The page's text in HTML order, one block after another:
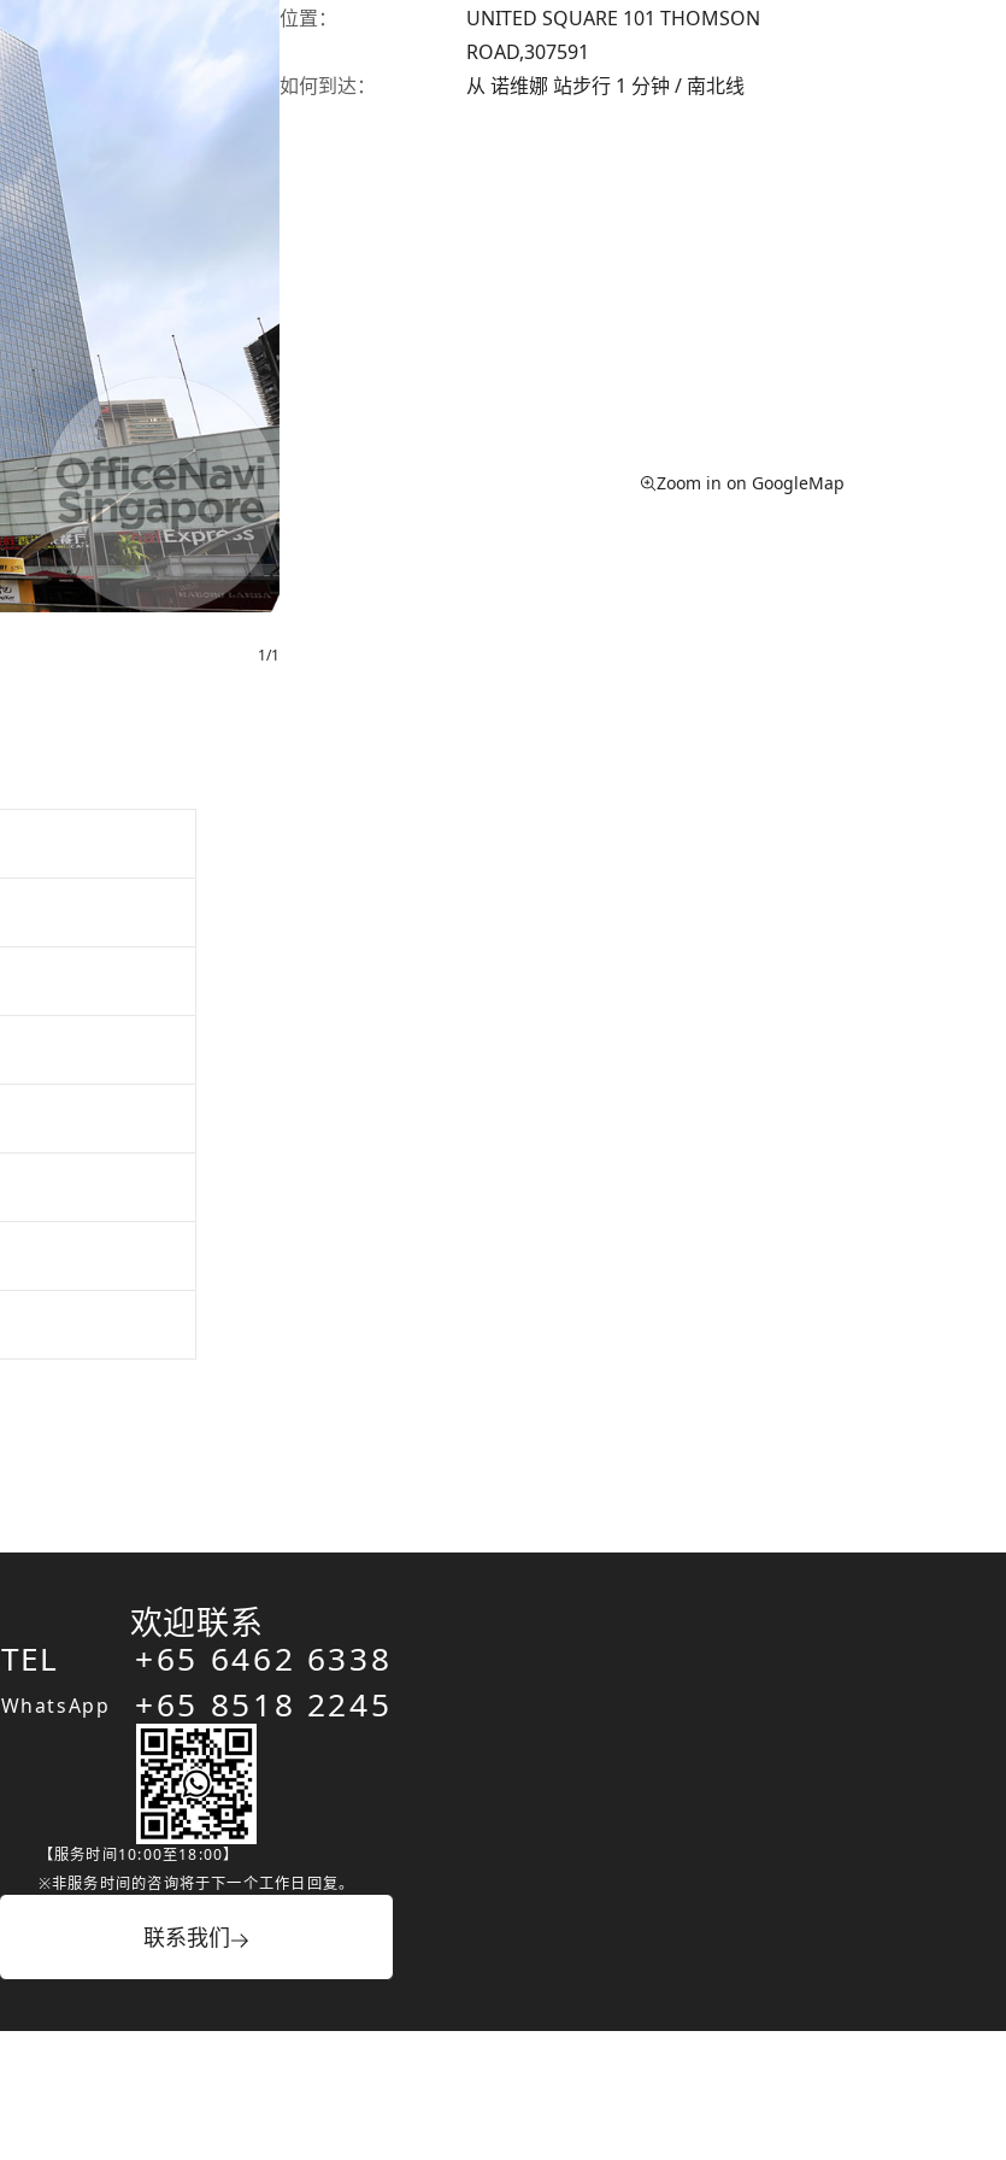
1/1
位置：
UNITED SQUARE 101 THOMSON
ROAD,307591
如何到达： 从 诺维娜 站步行 1 分钟 / 南北线
Zoom in on GoogleMap
欢迎联系
TEL
WhatsApp
+65 6462 6338
+65 8518 2245
【服务时间10:00至18:00】
※非服务时间的咨询将于下一个工作日回复。
联系我们